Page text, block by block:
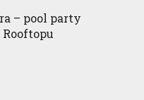
– pool party